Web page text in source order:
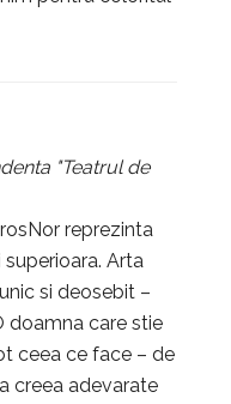
"Teatrul de
reprezinta
Arta
si deosebit –
doamna care stie
ceea ce face – de
creea adevarate